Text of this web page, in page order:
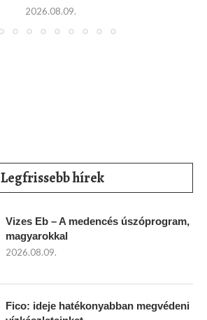
2026.08.09.
Legfrissebb hírek
Vizes Eb – A medencés úszóprogram,
magyarokkal
2026.08.09.
Fico: ideje hatékonyabban megvédeni